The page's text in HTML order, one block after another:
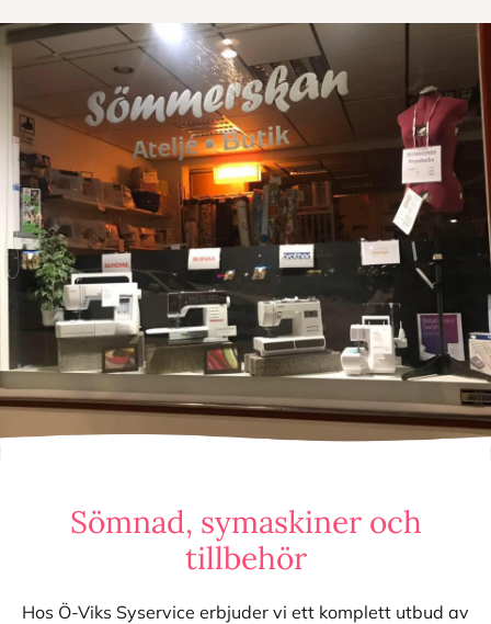
Sömnad, symaskiner och
tillbehör
Hos Ö-Viks Syservice erbjuder vi ett komplett utbud av